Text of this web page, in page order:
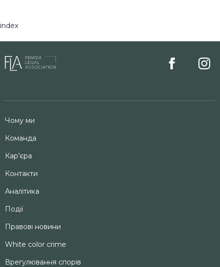
index
Чому ми
Команда
Кар’єра
Контакти
Аналітика
Події
Правові новини
White color crime
Врегулювання спорів